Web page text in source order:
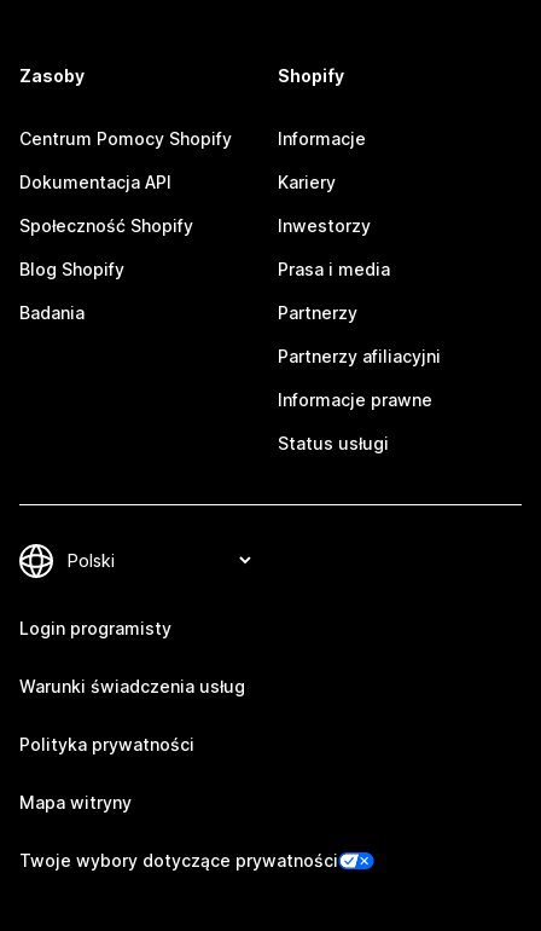
Zasoby
Centrum Pomocy Shopify
Dokumentacja API
Społeczność Shopify
Blog Shopify
Badania
Shopify
Informacje
Kariery
Inwestorzy
Prasa i media
Partnerzy
Partnerzy afiliacyjni
Informacje prawne
Status usługi
Login programisty
Warunki świadczenia usług
Polityka prywatności
Mapa witryny
Twoje wybory dotyczące prywatności